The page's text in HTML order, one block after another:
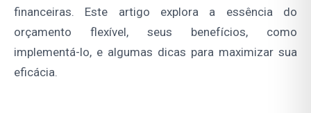
financeiras. Este artigo explora a essência do
orçamento flexível, seus benefícios, como
implementá-lo, e algumas dicas para maximizar sua
eficácia.